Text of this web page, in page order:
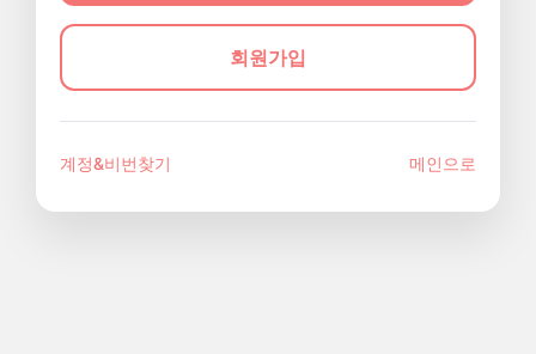
회원가입
계정&비번찾기 메인으로